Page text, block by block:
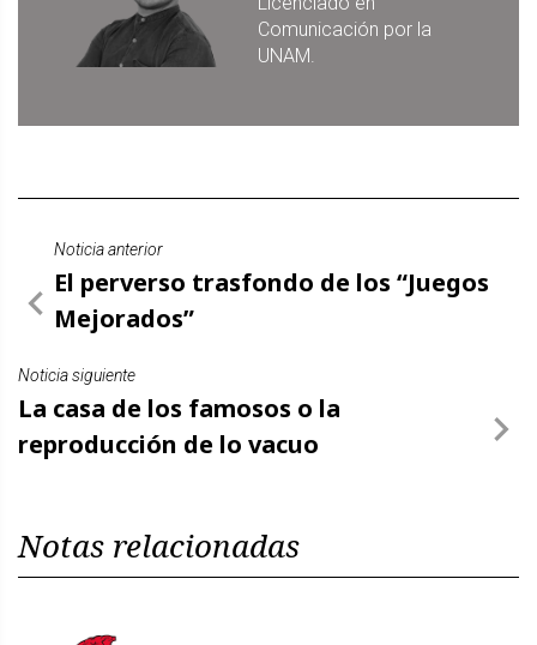
Comunicación por la
UNAM.
Noticia anterior
El perverso trasfondo de los “Juegos
Mejorados”
Noticia siguiente
La casa de los famosos o la
reproducción de lo vacuo
Notas relacionadas